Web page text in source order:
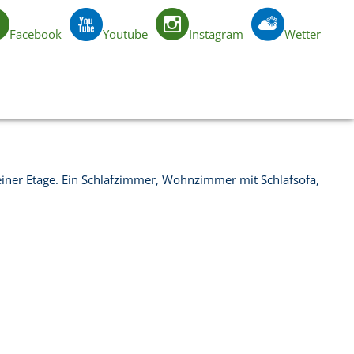
Facebook Youtube Instagram Wetter
Etage. Ein Schlafzimmer, Wohnzimmer mit Schlafsofa,